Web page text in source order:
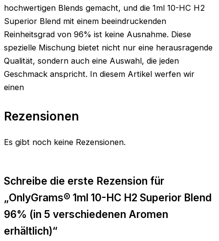
hochwertigen Blends gemacht, und die 1ml 10-HC H2
Superior Blend mit einem beeindruckenden
Reinheitsgrad von 96% ist keine Ausnahme. Diese
spezielle Mischung bietet nicht nur eine herausragende
Qualität, sondern auch eine Auswahl, die jeden
Geschmack anspricht. In diesem Artikel werfen wir
einen
Rezensionen
Es gibt noch keine Rezensionen.
Schreibe die erste Rezension für
„OnlyGrams® 1ml 10-HC H2 Superior Blend
96% (in 5 verschiedenen Aromen
erhältlich)“